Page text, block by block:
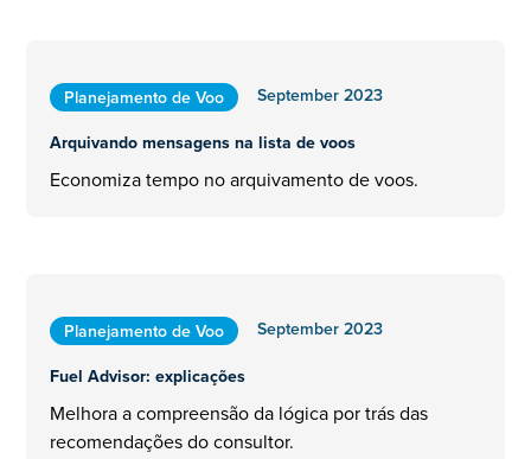
Planejamento de Voo
September 2023
Arquivando mensagens na lista de voos
Economiza tempo no arquivamento de voos.
Planejamento de Voo
September 2023
Fuel Advisor: explicações
Melhora a compreensão da lógica por trás das
recomendações do consultor.